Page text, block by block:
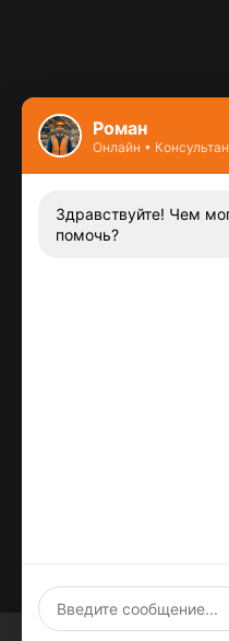
Контакты
Заказать звонок
Роман
Онлайн •
Здравствуйте! Чем
помочь?